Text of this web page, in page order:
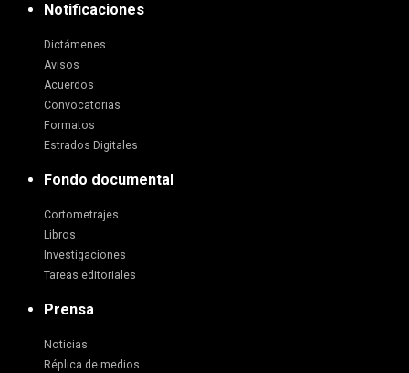
Notificaciones
Dictámenes
Avisos
Acuerdos
Convocatorias
Formatos
Estrados Digitales
Fondo documental
Cortometrajes
Libros
Investigaciones
Tareas editoriales
Prensa
Noticias
Réplica de medios